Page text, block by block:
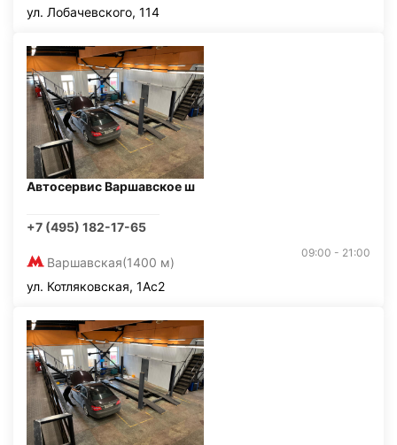
ул. Лобачевского, 114
Автосервис Варшавское ш
+7 (495) 182-17-65
Варшавская(1400 м)
09:00 - 21:00
ул. Котляковская, 1Ас2